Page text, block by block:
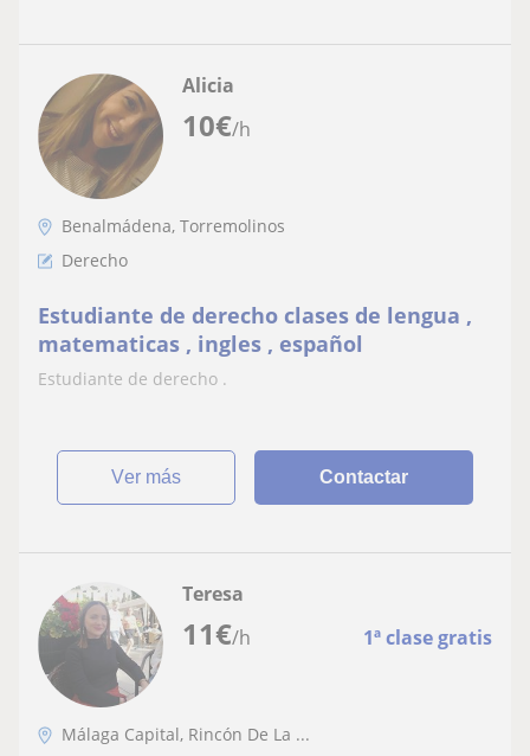
10€/h
Alicia
Benalmádena, Torremolinos
Derecho
Estudiante de derecho clases de lengua ,
matematicas , ingles , español
Estudiante de derecho .
ver más Contactar
11€/h 1ª clase gratis
Teresa
Málaga Capital, Rincón De La ...